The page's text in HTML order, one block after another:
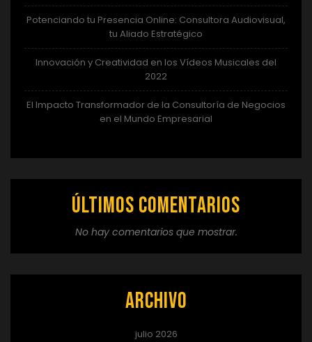
Potenciando tu Presencia Online: Consultora Audiovisual,
tu Aliado Estratégico
Innovación y Creatividad en los Vídeos Musicales del
2022
El Impacto Transformador de la Consultoría de Negocios
en el Mundo Empresarial
Últimos comentarios
No hay comentarios que mostrar.
Archivo
julio 2026